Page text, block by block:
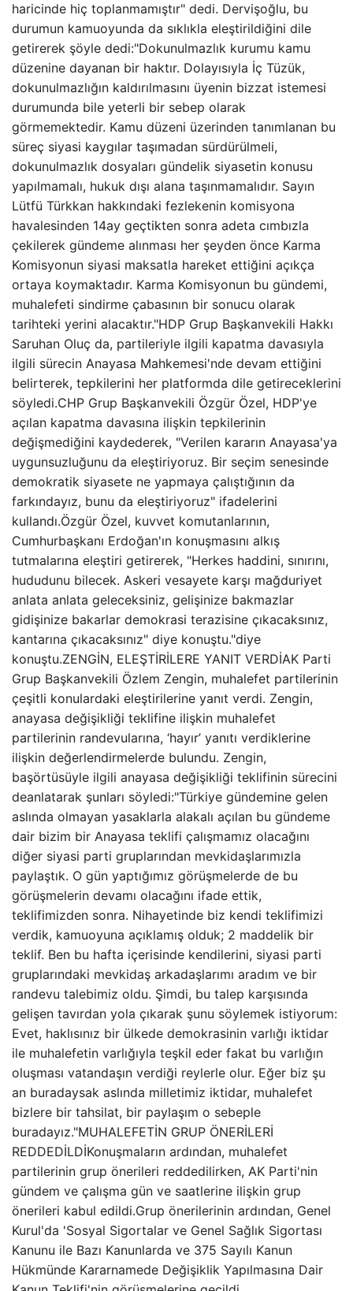
haricinde hiç toplanmamıştır" dedi. Dervişoğlu, bu
durumun kamuoyunda da sıklıkla eleştirildiğini dile
getirerek şöyle dedi:"Dokunulmazlık kurumu kamu
düzenine dayanan bir haktır. Dolayısıyla İç Tüzük,
dokunulmazlığın kaldırılmasını üyenin bizzat istemesi
durumunda bile yeterli bir sebep olarak
görmemektedir. Kamu düzeni üzerinden tanımlanan bu
süreç siyasi kaygılar taşımadan sürdürülmeli,
dokunulmazlık dosyaları gündelik siyasetin konusu
yapılmamalı, hukuk dışı alana taşınmamalıdır. Sayın
Lütfü Türkkan hakkındaki fezlekenin komisyona
havalesinden 14ay geçtikten sonra adeta cımbızla
çekilerek gündeme alınması her şeyden önce Karma
Komisyonun siyasi maksatla hareket ettiğini açıkça
ortaya koymaktadır. Karma Komisyonun bu gündemi,
muhalefeti sindirme çabasının bir sonucu olarak
tarihteki yerini alacaktır."HDP Grup Başkanvekili Hakkı
Saruhan Oluç da, partileriyle ilgili kapatma davasıyla
ilgili sürecin Anayasa Mahkemesi'nde devam ettiğini
belirterek, tepkilerini her platformda dile getireceklerini
söyledi.CHP Grup Başkanvekili Özgür Özel, HDP'ye
açılan kapatma davasına ilişkin tepkilerinin
değişmediğini kaydederek, "Verilen kararın Anayasa'ya
uygunsuzluğunu da eleştiriyoruz. Bir seçim senesinde
demokratik siyasete ne yapmaya çalıştığının da
farkındayız, bunu da eleştiriyoruz" ifadelerini
kullandı.Özgür Özel, kuvvet komutanlarının,
Cumhurbaşkanı Erdoğan'ın konuşmasını alkış
tutmalarına eleştiri getirerek, "Herkes haddini, sınırını,
hududunu bilecek. Askeri vesayete karşı mağduriyet
anlata anlata geleceksiniz, gelişinize bakmazlar
gidişinize bakarlar demokrasi terazisine çıkacaksınız,
kantarına çıkacaksınız" diye konuştu."diye
konuştu.ZENGİN, ELEŞTİRİLERE YANIT VERDİAK Parti
Grup Başkanvekili Özlem Zengin, muhalefet partilerinin
çeşitli konulardaki eleştirilerine yanıt verdi. Zengin,
anayasa değişikliği teklifine ilişkin muhalefet
partilerinin randevularına, ‘hayır’ yanıtı verdiklerine
ilişkin değerlendirmelerde bulundu. Zengin,
başörtüsüyle ilgili anayasa değişikliği teklifinin sürecini
deanlatarak şunları söyledi:"Türkiye gündemine gelen
aslında olmayan yasaklarla alakalı açılan bu gündeme
dair bizim bir Anayasa teklifi çalışmamız olacağını
diğer siyasi parti gruplarından mevkidaşlarımızla
paylaştık. O gün yaptığımız görüşmelerde de bu
görüşmelerin devamı olacağını ifade ettik,
teklifimizden sonra. Nihayetinde biz kendi teklifimizi
verdik, kamuoyuna açıklamış olduk; 2 maddelik bir
teklif. Ben bu hafta içerisinde kendilerini, siyasi parti
gruplarındaki mevkidaş arkadaşlarımı aradım ve bir
randevu talebimiz oldu. Şimdi, bu talep karşısında
gelişen tavırdan yola çıkarak şunu söylemek istiyorum:
Evet, haklısınız bir ülkede demokrasinin varlığı iktidar
ile muhalefetin varlığıyla teşkil eder fakat bu varlığın
oluşması vatandaşın verdiği reylerle olur. Eğer biz şu
an buradaysak aslında milletimiz iktidar, muhalefet
bizlere bir tahsilat, bir paylaşım o sebeple
buradayız."MUHALEFETİN GRUP ÖNERİLERİ
REDDEDİLDİKonuşmaların ardından, muhalefet
partilerinin grup önerileri reddedilirken, AK Parti'nin
gündem ve çalışma gün ve saatlerine ilişkin grup
önerileri kabul edildi.Grup önerilerinin ardından, Genel
Kurul'da 'Sosyal Sigortalar ve Genel Sağlık Sigortası
Kanunu ile Bazı Kanunlarda ve 375 Sayılı Kanun
Hükmünde Kararnamede Değişiklik Yapılmasına Dair